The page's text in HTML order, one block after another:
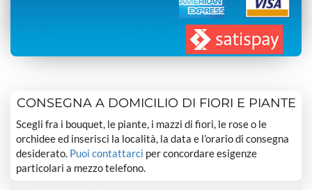
CONSEGNA A DOMICILIO DI FIORI E PIANTE
Scegli fra i bouquet, le piante, i mazzi di fiori, le rose o le
orchidee ed inserisci la località, la data e l’orario di consegna
desiderato. Puoi contattarci per concordare esigenze
particolari a mezzo telefono.